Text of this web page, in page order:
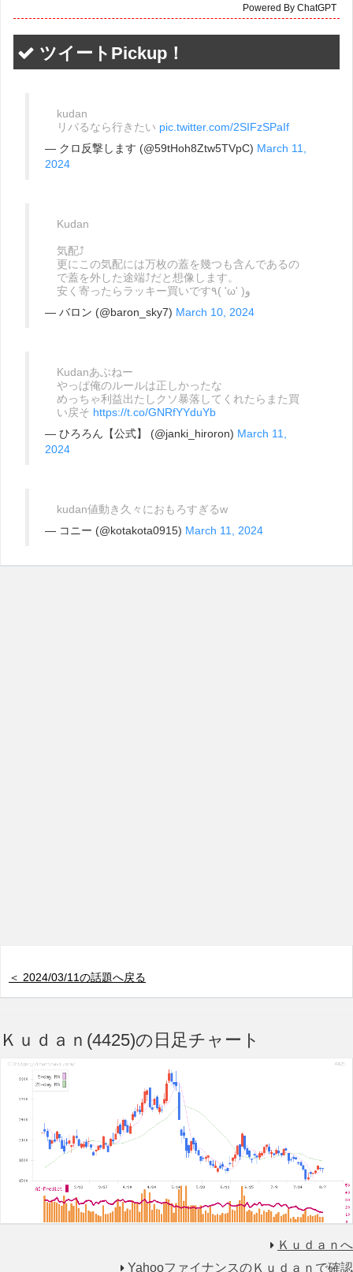
Powered By ChatGPT
ツイートPickup！
kudan
リバるなら行きたい pic.twitter.com/2SIFzSPaIf
— クロ反撃します (@59tHoh8Ztw5TVpC) March 11,
2024
Kudan
気配⤴️
更にこの気配には万枚の蓋を幾つも含んであるの
で蓋を外した途端⤴️だと想像します。
安く寄ったらラッキー買いです٩( 'ω' )و
— バロン (@baron_sky7) March 10, 2024
Kudanあぶねー
やっぱ俺のルールは正しかったな
めっちゃ利益出たしクソ暴落してくれたらまた買
い戻そ https://t.co/GNRfYYduYb
— ひろろん【公式】 (@janki_hiroron) March 11,
2024
kudan値動き久々におもろすぎるw
— コニー (@kotakota0915) March 11, 2024
＜ 2024/03/11の話題へ戻る
Ｋｕｄａｎ(4425)の日足チャート
Ｋｕｄａｎへ
YahooファイナンスのＫｕｄａｎで確認